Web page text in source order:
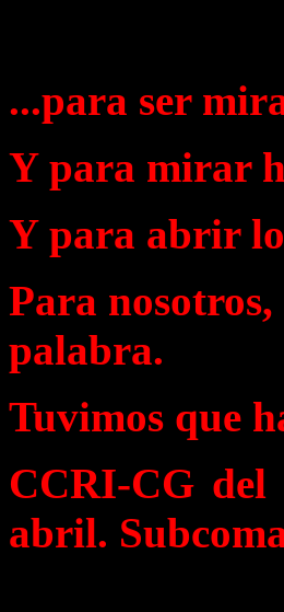
...para ser
Y para mirar
Y para abrir
Para
palabra.
Tuvimos que
CCRI-CG
abril.